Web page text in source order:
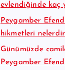
evlendiğinde kaç
Peygamber
hikmetleri
Günümüzde
Peygamber